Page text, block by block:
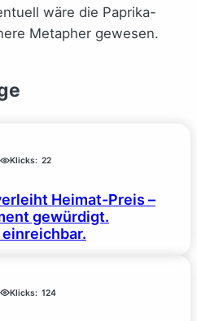
wäre die Paprika-
Metapher gewesen.
Klicks: 22
Heimat-Preis –
gewürdigt.
Klicks: 124